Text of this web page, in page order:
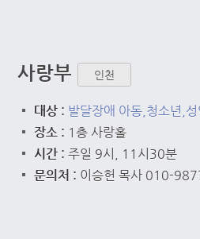
사랑부 인천
대상 : 발달장애 아동,청소년,성
장소 : 1층 사랑홀
시간 :주일 9시, 11시30분
문의처 : 이승헌 목사 010-